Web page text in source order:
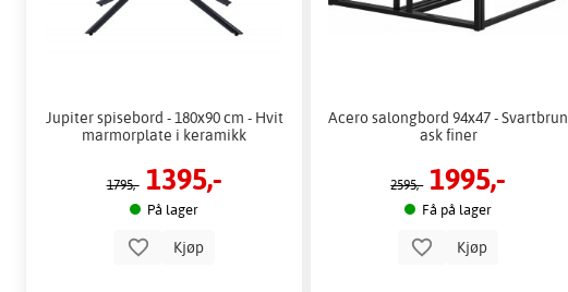
Jupiter spisebord - 180x90 cm - Hvit
marmorplate i keramikk
1795,- 1395,-
På lager
Kjøp
Acero salongbord 94x47 - Svartbrun
ask finer
2595,- 1995,-
Få på lager
Kjøp